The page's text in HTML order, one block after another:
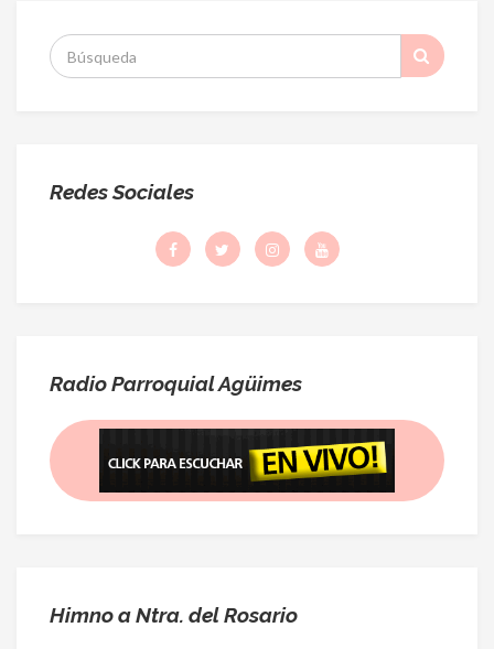
S
:
Redes Sociales
Radio Parroquial Agüimes
Himno a Ntra. del Rosario